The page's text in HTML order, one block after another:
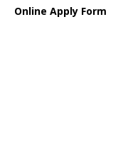
Online Apply Form